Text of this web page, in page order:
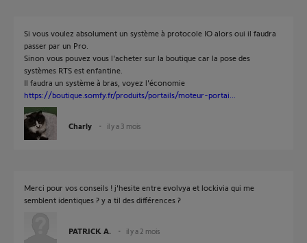
Si vous voulez absolument un système à protocole IO alors oui il faudra
passer par un Pro.
Sinon vous pouvez vous l'acheter sur la boutique car la pose des
systèmes RTS est enfantine.
Il faudra un système à bras, voyez l'économie
https://boutique.somfy.fr/produits/portails/moteur-portai...
Charly il y a 3 mois
Merci pour vos conseils ! j'hesite entre evolvya et lockivia qui me
semblent identiques ? y a til des différences ?
PATRICK A. il y a 2 mois